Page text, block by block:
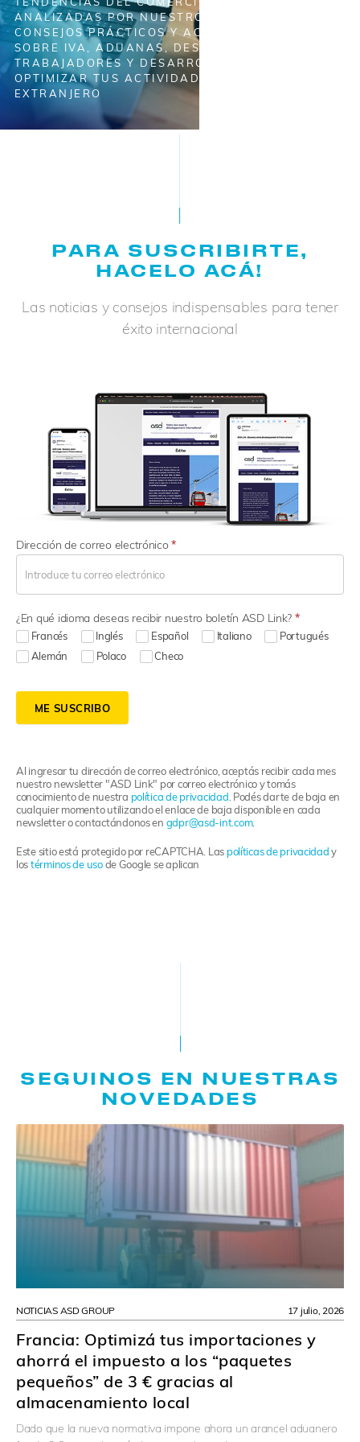
ANALIZADAS POR NUESTROS EXPERTOS. RECIBÍ
CONSEJOS PRÁCTICOS Y ACTUALIZACIONES
SOBRE IVA, ADUANAS, DESPLAZAMIENTO DE
TRABAJADORES Y DESARROLLO PARA
OPTIMIZAR TUS ACTIVIDADES EN EL
EXTRANJERO
PARA SUSCRIBIRTE,
HACELO ACÁ!
Las noticias y consejos indispensables para tener
éxito internacional
N
e
w
s
e
t
t
e
S
g
p
Dirección de correo electrónico*
¿En qué idioma deseas recibir nuestro boletín ASD Link? *
Francés Inglés Español Italiano
Portugués
Alemán
Polaco Checo
Al ingresar tu dirección de correo electrónico, aceptás recibir cada mes
nuestro newsletter "ASD Link" por correo electrónico y tomás
conocimiento de nuestra política de privacidad. Podés darte de baja en
cualquier momento utilizando el enlace de baja disponible en cada
newsletter o contactándonos en gdpr@asd-int.com.
Este sitio está protegido por reCAPTCHA. Las políticas de privacidady
lostérminos de usode Google se aplican
ME SUSCRIBO
SEGUINOS EN NUESTRAS
NOVEDADES
NOTICIAS ASD GROUP
Francia: Optimizá tus importaciones y
ahorrá el impuesto a los “paquetes
pequeños” de 3 € gracias al
almacenamiento local
Dado que la nueva normativa impone ahora un arancel aduanero
17 julio, 2026